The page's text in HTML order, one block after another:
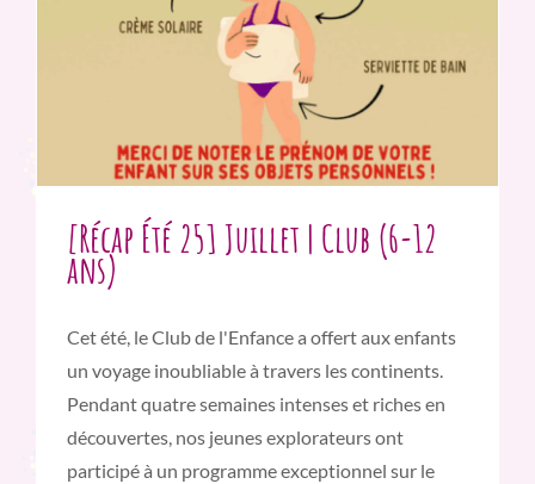
[Récap Été 25] Juillet | Club (6-12
ans)
Cet été, le Club de l'Enfance a offert aux enfants
un voyage inoubliable à travers les continents.
Pendant quatre semaines intenses et riches en
découvertes, nos jeunes explorateurs ont
participé à un programme exceptionnel sur le